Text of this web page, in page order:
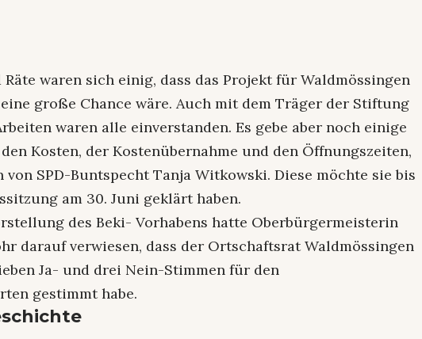
waren sich einig, dass das Projekt für Waldmössingen
große Chance wäre. Auch mit dem Träger der Stiftung
waren alle einverstanden. Es gebe aber noch einige
Kosten, der Kostenübernahme und den Öffnungszeiten,
von SPD-Buntspecht Tanja Witkowski. Diese möchte sie bis
am 30. Juni geklärt haben.
des Beki- Vorhabens hatte Oberbürgermeisterin
darauf verwiesen, dass der Ortschaftsrat Waldmössingen
Ja- und drei Nein-Stimmen für den
gestimmt habe.